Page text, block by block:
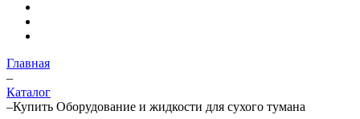
Главная
–
Каталог
–Купить Оборудование и жидкости для сухого тумана